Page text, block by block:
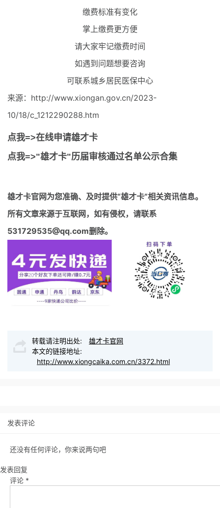
缴费标准有变化
掌上缴费更方便
请大家牢记缴费时间
如遇到问题想要咨询
可联系城乡居民医保中心
来源：http://www.xiongan.gov.cn/2023-
10/18/c_1212290288.htm
点我=>在线申请雄才卡
点我=>"雄才卡"历届审核通过名单公示合集
雄才卡官网为您准确、及时提供“雄才卡”相关资讯信息。
所有文章来源于互联网，如有侵权，请联系
531729535@qq.com删除。
转载请注明出处:
雄才卡官网
本文的链接地址:
http://www.xiongcaika.com.cn/3372.html
发表评论
还没有任何评论，你来说两句吧
发表回复
评论 *